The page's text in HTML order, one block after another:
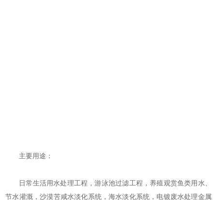
主要用途：
日常生活用水处理工程，游泳池过滤工程，养殖观赏鱼类用水、
节水灌溉，沙漠苦咸水淡化系统，海水淡化系统，电镀废水处理金属